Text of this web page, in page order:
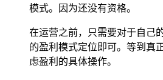
模式。因为还没有资格。
在运营之前，只需要对于自己
的盈利模式定位即可。等到真
虑盈利的具体操作。